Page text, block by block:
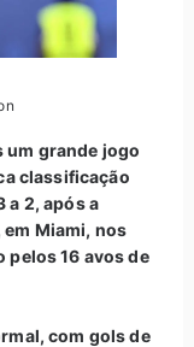
um grande jogo
classificação
a 2, após a
Miami, nos
pelos 16 avos de
com gols de